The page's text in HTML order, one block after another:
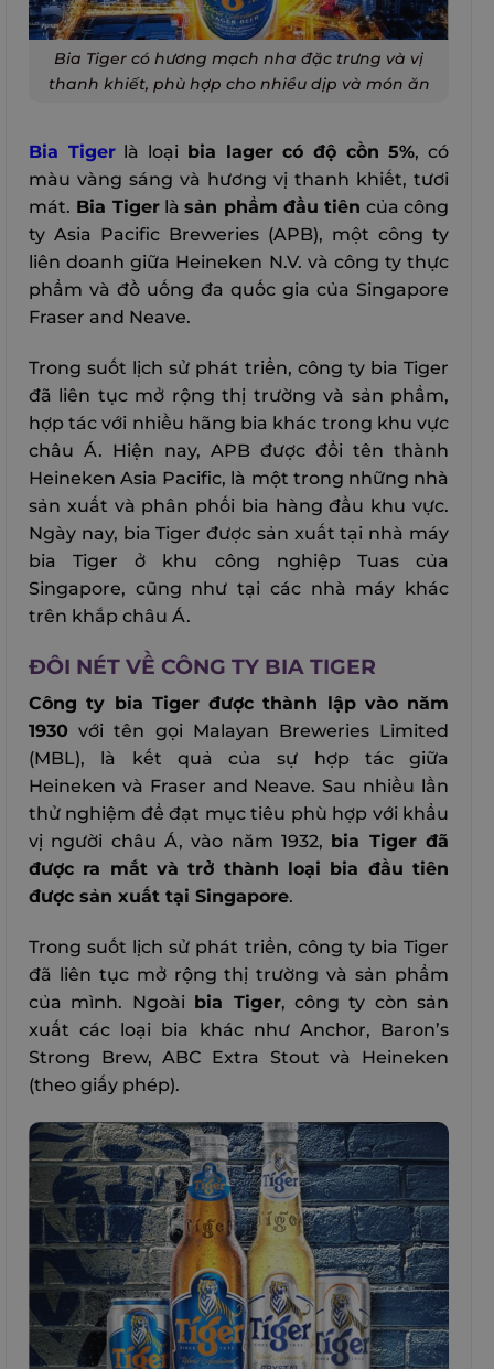
Bia Tiger có hương mạch nha đặc trưng và vị
thanh khiết, phù hợp cho nhiều dịp và món ăn
Bia Tigerlà loại bia lager có độ cồn 5%, có
màu vàng sáng và hương vị thanh khiết, tươi
mát. Bia Tigerlàsản phẩm đầu tiên của công
ty Asia Pacific Breweries (APB), một công ty
liên doanh giữa Heineken N.V. và công ty thực
phẩm và đồ uống đa quốc gia của Singapore
Fraser and Neave.
Trong suốt lịch sử phát triển, công ty bia Tiger
đã liên tục mở rộng thị trường và sản phẩm,
hợp tác với nhiều hãng bia khác trong khu vực
châu Á. Hiện nay, APB được đổi tên thành
Heineken Asia Pacific, là một trong những nhà
sản xuất và phân phối bia hàng đầu khu vực.
Ngày nay, bia Tiger được sản xuất tại nhà máy
bia Tiger ở khu công nghiệp Tuas của
Singapore, cũng như tại các nhà máy khác
trên khắp châu Á.
ĐÔI NÉT VỀ CÔNG TY BIA TIGER
Công ty bia Tiger được thành lập vào năm
1930 với tên gọi Malayan Breweries Limited
(MBL), là kết quả của sự hợp tác giữa
Heineken và Fraser and Neave. Sau nhiều lần
thử nghiệm để đạt mục tiêu phù hợp với khẩu
vị người châu Á, vào năm 1932, bia Tiger đã
được ra mắt và trở thành loại bia đầu tiên
được sản xuất tại Singapore.
Trong suốt lịch sử phát triển, công ty bia Tiger
đã liên tục mở rộng thị trường và sản phẩm
của mình. Ngoài
bia Tiger, công ty còn sản
xuất các loại bia khác như Anchor, Baron’s
Strong Brew, ABC Extra Stout và Heineken
(theo giấy phép).